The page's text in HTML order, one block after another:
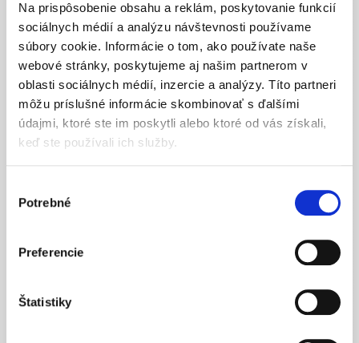
Na prispôsobenie obsahu a reklám, poskytovanie funkcií
sociálnych médií a analýzu návštevnosti používame
súbory cookie. Informácie o tom, ako používate naše
webové stránky, poskytujeme aj našim partnerom v
oblasti sociálnych médií, inzercie a analýzy. Títo partneri
môžu príslušné informácie skombinovať s ďalšími
údajmi, ktoré ste im poskytli alebo ktoré od vás získali,
keď ste používali ich služby.
súhlasu
Potrebné
Preferencie
Štatistiky